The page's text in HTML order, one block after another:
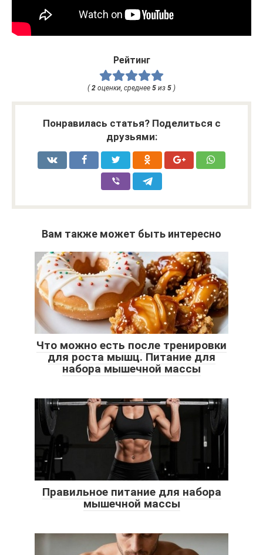
Рейтинг
(2 оценки, среднее 5 из 5 )
Понравилась статья? Поделиться с
друзьями:
Вам также может быть интересно
Что можно есть после тренировки
для роста мышц. Питание для
набора мышечной массы
Правильное питание для набора
мышечной массы